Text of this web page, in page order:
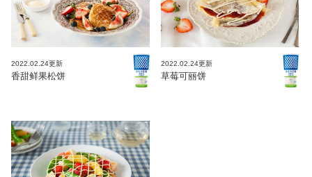
2022.02.24更新
香甜鲜果松饼
2022.02.24更新
草莓可丽饼